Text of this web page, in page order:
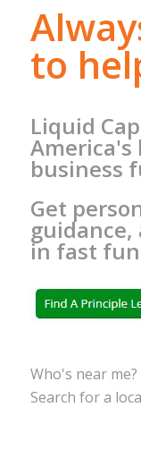
to
Liquid
business
Get
guidance,
in fast
Who's near me?
Search for a